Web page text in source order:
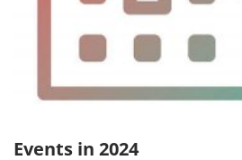
Events in 2024